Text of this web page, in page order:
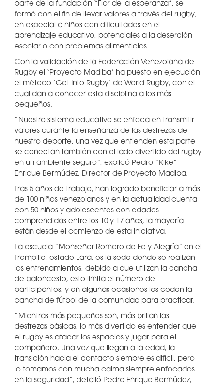
parte de la fundación “Flor de la esperanza”, se
formó con el fin de llevar valores a través del rugby,
en especial a niños con dificultades en el
aprendizaje educativo, potenciales a la deserción
escolar o con problemas alimenticios.
Con la validación de la Federación Venezolana de
Rugby el ‘Proyecto Madiba’ ha puesto en ejecución
el método ‘Get Into Rugby’ de World Rugby, con el
cual dan a conocer esta disciplina a los más
pequeños.
“Nuestro sistema educativo se enfoca en transmitir
valores durante la enseñanza de las destrezas de
nuestro deporte, una vez que entienden esta parte
se conectan también con el lado divertido del rugby
en un ambiente seguro”, explicó Pedro “Kike”
Enrique Bermúdez, Director de Proyecto Madiba.
Tras 5 años de trabajo, han logrado beneficiar a más
de 100 niños venezolanos y en la actualidad cuenta
con 50 niños y adolescentes con edades
comprendidas entre los 10 y 17 años, la mayoría
están desde el comienzo de esta iniciativa.
La escuela “Monseñor Romero de Fe y Alegría” en el
Trompillo, estado Lara, es la sede donde se realizan
los entrenamientos, debido a que utilizan la cancha
de baloncesto, esto limita el número de
participantes, y en algunas ocasiones les ceden la
cancha de fútbol de la comunidad para practicar.
“Mientras más pequeños son, más brillan las
destrezas básicas, lo más divertido es entender que
el rugby es atacar los espacios y jugar para el
compañero. Una vez que llegan a la edad, la
transición hacia el contacto siempre es difícil, pero
lo tomamos con mucha calma siempre enfocados
en la seguridad”, detalló Pedro Enrique Bermúdez,